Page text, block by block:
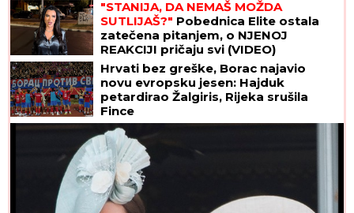
"STANIJA, DA NEMAŠ MOŽDA
SUTLIJAŠ?" Pobednica Elite ostala
zatečena pitanjem, o NJENOJ
REAKCIJI pričaju svi (VIDEO)
Hrvati bez greške, Borac najavio
novu evropsku jesen: Hajduk
petardirao Žalgiris, Rijeka srušila
Fince